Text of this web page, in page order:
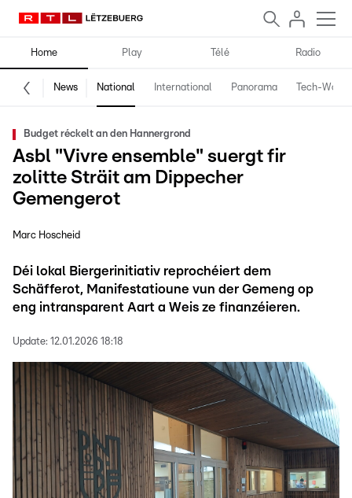
Home Play Télé Radio
News National International Panorama Tech-World
Budget réckelt an den Hannergrond
Asbl "Vivre ensemble" suergt fir
zolitte Sträit am Dippecher
Gemengerot
Marc Hoscheid
Déi lokal Biergerinitiativ reprochéiert dem
Schäfferot, Manifestatioune vun der Gemeng op
eng intransparent Aart a Weis ze finanzéieren.
Update: 12.01.2026 18:18